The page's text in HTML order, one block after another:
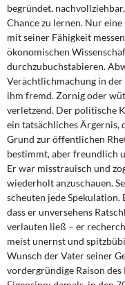
begründet,
Chance zu lernen. Nur
mit seiner Fähigkeit
ökonomischen
durchzubuchstabieren.
Verächtlichmachung in
ihm fremd. Zornig oder
verletzend. Der politische
ein tatsächliches Ärgernis,
Grund zur öffentlichen
bestimmt, aber freundlich
Er war misstrauisch und
wiederholt anzuschauen.
scheuten jede
dass er unversehens
verlauten ließ – er
meist unernst und
Wunsch der Vater seiner
vordergründige Raison